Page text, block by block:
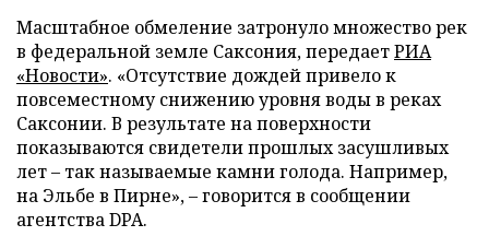
Масштабное обмеление затронуло множество рек
в федеральной земле Саксония, передаетРИА
«Новости». «Отсутствие дождей привело к
повсеместному снижению уровня воды в реках
Саксонии. В результате на поверхности
показываются свидетели прошлых засушливых
лет – так называемые камни голода. Например,
на Эльбе в Пирне», – говорится в сообщении
агентства DPA.